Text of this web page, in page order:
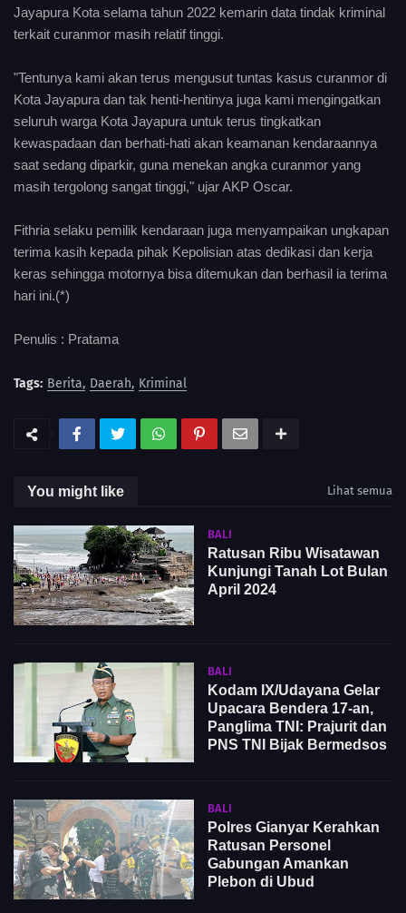
Jayapura Kota selama tahun 2022 kemarin data tindak kriminal
terkait curanmor masih relatif tinggi.
"Tentunya kami akan terus mengusut tuntas kasus curanmor di
Kota Jayapura dan tak henti-hentinya juga kami mengingatkan
seluruh warga Kota Jayapura untuk terus tingkatkan
kewaspadaan dan berhati-hati akan keamanan kendaraannya
saat sedang diparkir, guna menekan angka curanmor yang
masih tergolong sangat tinggi," ujar AKP Oscar.
Fithria selaku pemilik kendaraan juga menyampaikan ungkapan
terima kasih kepada pihak Kepolisian atas dedikasi dan kerja
keras sehingga motornya bisa ditemukan dan berhasil ia terima
hari ini.(*)
Penulis : Pratama
Tags: Berita Daerah Kriminal
You might like Lihat semua
BALI
Ratusan Ribu Wisatawan
Kunjungi Tanah Lot Bulan
April 2024
BALI
Kodam IX/Udayana Gelar
Upacara Bendera 17-an,
Panglima TNI: Prajurit dan
PNS TNI Bijak Bermedsos
BALI
Polres Gianyar Kerahkan
Ratusan Personel
Gabungan Amankan
Plebon di Ubud